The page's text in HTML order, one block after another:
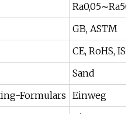
GB, ASTM
CE, RoHS,
Sand
Formulars Einweg